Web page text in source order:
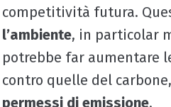
competitività futura.
l’ambiente, in particolar
potrebbe far aumentare
contro quelle del
permessi di emissione.